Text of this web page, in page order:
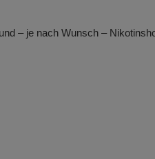
– je nach Wunsch –